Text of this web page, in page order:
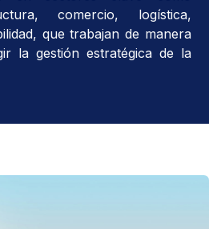
comercio, logística,
que trabajan de manera
la gestión estratégica de la